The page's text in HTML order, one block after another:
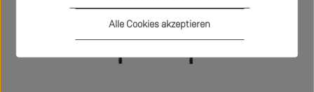
Alle Cookies akzeptieren